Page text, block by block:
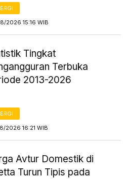
2026 15:16 WIB
Tingkat
Terbuka
2013-2026
2026 16:21 WIB
Avtur Domestik di
Turun Tipis pada